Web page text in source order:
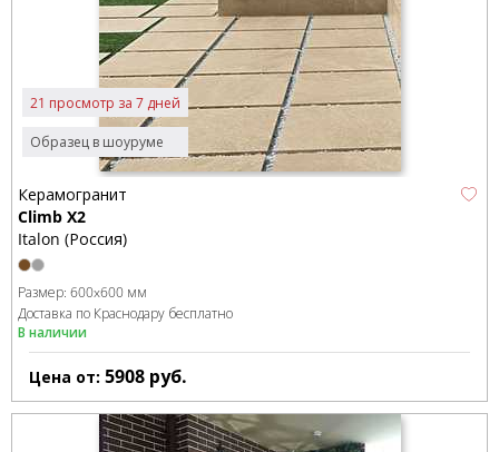
Образец в шоуруме
21 просмотр за 7 дней
Керамогранит
Climb X2
Italon (Россия)
Размер: 600x600 мм
Доставка по Краснодару бесплатно
В наличии
Цена от: 5908 руб.